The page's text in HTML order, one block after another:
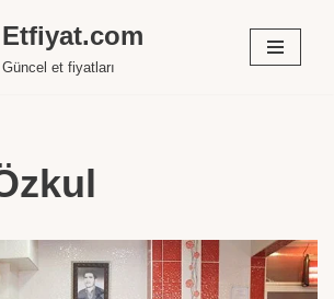
Etfiyat.com
Güncel et fiyatları